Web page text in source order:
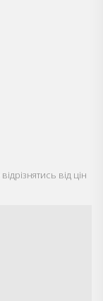
від цін